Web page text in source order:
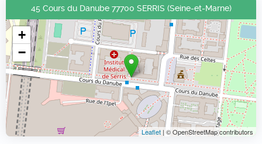
45 Cours du Danube 77700 SERRIS (Seine-et-Marne)
+
−
Leaflet | © OpenStreetMap contributors